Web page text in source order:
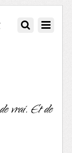
vrai. Et de